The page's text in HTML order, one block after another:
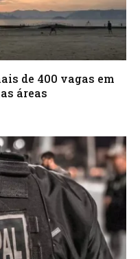
de 400 vagas em
áreas